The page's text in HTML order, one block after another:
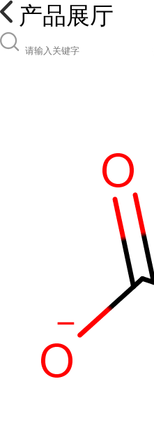
产品展厅